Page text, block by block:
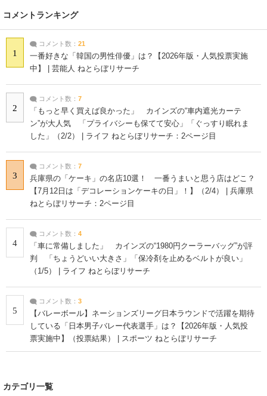
コメントランキング
1
コメント数： 21
一番好きな「韓国の男性俳優」は？【2026年版・人気投票実施
中】 | 芸能人 ねとらぼリサーチ
2
コメント数： 7
「もっと早く買えば良かった」 カインズの“車内遮光カーテ
ン”が大人気 「プライバシーも保てて安心」「ぐっすり眠れま
した」（2/2） | ライフ ねとらぼリサーチ：2ページ目
3
コメント数： 7
兵庫県の「ケーキ」の名店10選！ 一番うまいと思う店はどこ？
【7月12日は「デコレーションケーキの日」！】（2/4） | 兵庫県
ねとらぼリサーチ：2ページ目
4
コメント数： 4
「車に常備しました」 カインズの“1980円クーラーバッグ”が評
判 「ちょうどいい大きさ」「保冷剤を止めるベルトが良い」
（1/5） | ライフ ねとらぼリサーチ
5
コメント数： 3
【バレーボール】ネーションズリーグ日本ラウンドで活躍を期待
している「日本男子バレー代表選手」は？【2026年版・人気投
票実施中】（投票結果） | スポーツ ねとらぼリサーチ
カテゴリ一覧